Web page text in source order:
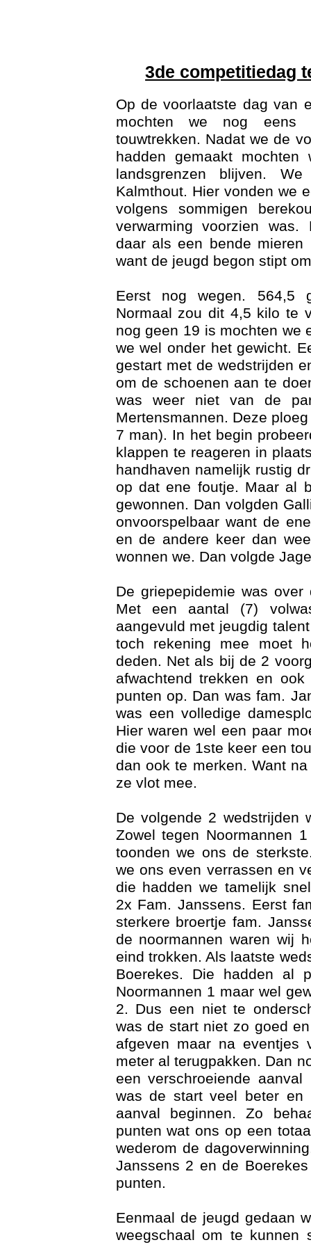
3de competitiedag
Op de voorlaatste dag van
mochten we nog eens
touwtrekken. Nadat we de
hadden gemaakt
landsgrenzen blijven.
Kalmthout. Hier vonden we
volgens sommigen
verwarming voorzien was.
daar als een bende
want de jeugd begon stipt
Eerst nog wegen. 564,5
Normaal zou dit 4,5 kilo te
nog geen 19 is mochten we
we wel onder het gewicht.
gestart met de wedstrijden
om de schoenen aan te
was weer niet van de
Mertensmannen. Deze
7 man). In het begin
klappen te reageren in
handhaven namelijk rustig
op dat ene foutje. Maar al
gewonnen. Dan volgden
onvoorspelbaar want de
en de andere keer dan
wonnen we. Dan volgde
De griepepidemie was
Met een aantal (7)
aangevuld met jeugdig
toch rekening mee moet
deden. Net als bij de 2
afwachtend trekken en
punten op. Dan was fam.
was een volledige
Hier waren wel een paar
die voor de 1ste keer een
dan ook te merken. Want
ze vlot mee.
De volgende 2 wedstrijden
Zowel tegen Noormannen
toonden we ons de
we ons even verrassen en
die hadden we tamelijk
2x Fam. Janssens. Eerst
sterkere broertje fam.
de noormannen waren wij
eind trokken. Als laatste
Boerekes. Die hadden al
Noormannen 1 maar wel
2. Dus een niet te
was de start niet zo goed
afgeven maar na eventjes
meter al terugpakken. Dan
een verschroeiende
was de start veel beter en
aanval beginnen. Zo
punten wat ons op een
wederom de
Janssens 2 en de
punten.
Eenmaal de jeugd gedaan
weegschaal om te kunnen